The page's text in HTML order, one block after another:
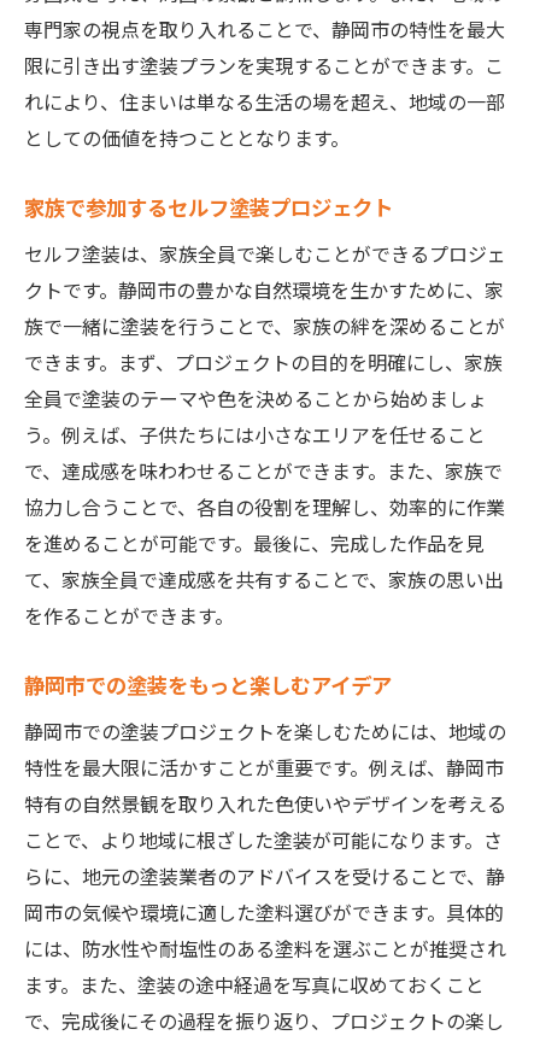
専門家の視点を取り入れることで、静岡市の特性を最大
限に引き出す塗装プランを実現することができます。こ
れにより、住まいは単なる生活の場を超え、地域の一部
としての価値を持つこととなります。
家族で参加するセルフ塗装プロジェクト
セルフ塗装は、家族全員で楽しむことができるプロジェ
クトです。静岡市の豊かな自然環境を生かすために、家
族で一緒に塗装を行うことで、家族の絆を深めることが
できます。まず、プロジェクトの目的を明確にし、家族
全員で塗装のテーマや色を決めることから始めましょ
う。例えば、子供たちには小さなエリアを任せること
で、達成感を味わわせることができます。また、家族で
協力し合うことで、各自の役割を理解し、効率的に作業
を進めることが可能です。最後に、完成した作品を見
て、家族全員で達成感を共有することで、家族の思い出
を作ることができます。
静岡市での塗装をもっと楽しむアイデア
静岡市での塗装プロジェクトを楽しむためには、地域の
特性を最大限に活かすことが重要です。例えば、静岡市
特有の自然景観を取り入れた色使いやデザインを考える
ことで、より地域に根ざした塗装が可能になります。さ
らに、地元の塗装業者のアドバイスを受けることで、静
岡市の気候や環境に適した塗料選びができます。具体的
には、防水性や耐塩性のある塗料を選ぶことが推奨され
ます。また、塗装の途中経過を写真に収めておくこと
で、完成後にその過程を振り返り、プロジェクトの楽し